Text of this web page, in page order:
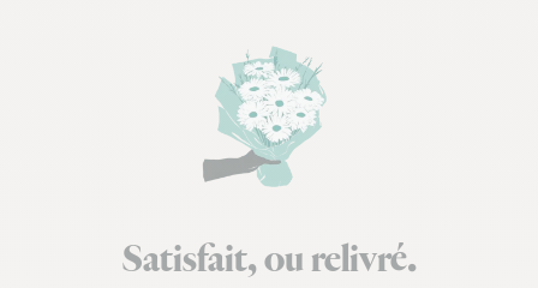
Satisfait, ou relivré.